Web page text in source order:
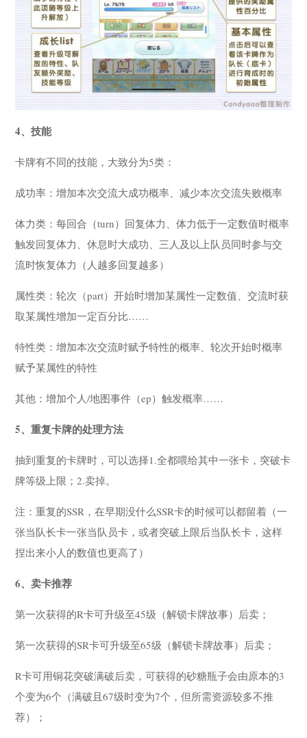
4、技能
卡牌有不同的技能，大致分为5类：
成功率：增加本次交流大成功概率、减少本次交流失败概率
体力类：每回合（turn）回复体力、体力低于一定数值时概率
触发回复体力、休息时大成功、三人及以上队员同时参与交
流时恢复体力（人越多回复越多）
属性类：轮次（part）开始时增加某属性一定数值、交流时获
取某属性增加一定百分比……
特性类：增加本次交流时赋予特性的概率、轮次开始时概率
赋予某属性的特性
其他：增加个人/地图事件（ep）触发概率……
5、重复卡牌的处理方法
抽到重复的卡牌时，可以选择1.全都喂给其中一张卡，突破卡
牌等级上限；2.卖掉。
注：重复的SSR，在早期没什么SSR卡的时候可以都留着（一
张当队长卡一张当队员卡，或者突破上限后当队长卡，这样
捏出来小人的数值也更高了）
6、卖卡推荐
第一次获得的R卡可升级至45级（解锁卡牌故事）后卖；
第一次获得的SR卡可升级至65级（解锁卡牌故事）后卖；
R卡可用铜花突破满破后卖，可获得的砂糖瓶子会由原本的3
个变为6个（满破且67级时变为7个，但所需资源较多不推
荐）；